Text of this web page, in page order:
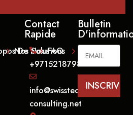
De Nous
Nos Solutions
FAQ Contact
Contact
Rapide
+971521879838
info@swisstech-
consulting.net
Bulletin